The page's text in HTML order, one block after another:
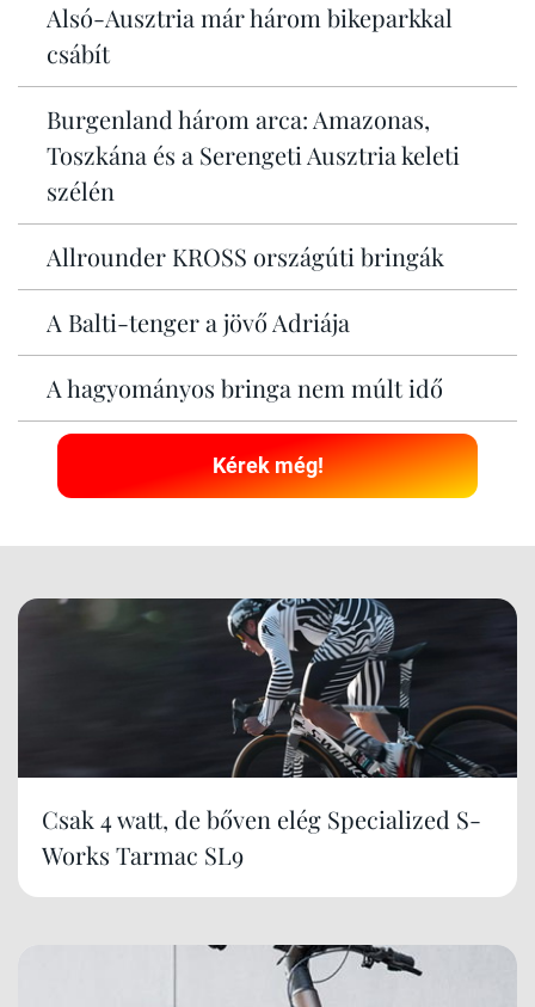
Alsó-Ausztria már három bikeparkkal
csábít
Burgenland három arca: Amazonas,
Toszkána és a Serengeti Ausztria keleti
szélén
Allrounder KROSS országúti bringák
A Balti-tenger a jövő Adriája
A hagyományos bringa nem múlt idő
Kérek még!
Csak 4 watt, de bőven elég Specialized S-
Works Tarmac SL9